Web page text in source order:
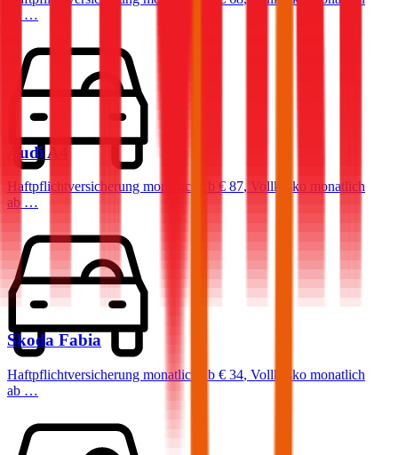
ab …
Audi A4
Haftpflichtversicherung monatlich ab € 87, Vollkasko monatlich
ab …
Skoda Fabia
Haftpflichtversicherung monatlich ab € 34, Vollkasko monatlich
ab …